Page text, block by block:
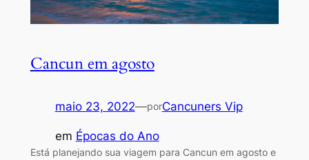
Cancun em agosto
maio 23, 2022—porCancuners Vip
em Épocas do Ano
Está planejando sua viagem para Cancun em agosto e